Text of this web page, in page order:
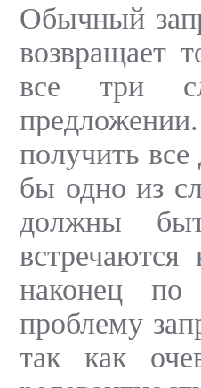
Обычный
возвращает
все три
получить все
бы одно из
должны
наконец
проблему
так как